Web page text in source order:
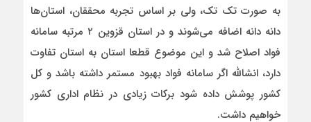
به صورت تک تک، ولی بر اساس تجربه محققان، استان‌ها
دانه دانه اضافه می‌شوند و در استان قزوین ۲ مرتبه سامانه
فواد اصلاح شد و این موضوع قطعا استان به استان تفاوت
دارد، انشالله اگر سامانه فواد بهبود مستمر داشته باشد و کل
کشور پوشش داده شود برکات زیادی در نظام اداری کشور
خواهیم داشت.